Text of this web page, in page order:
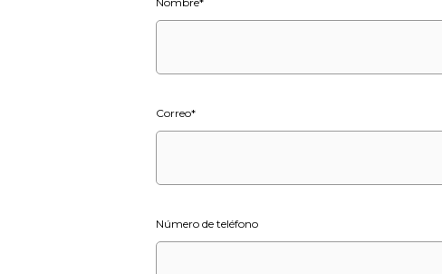
Correo*
Número de teléfono